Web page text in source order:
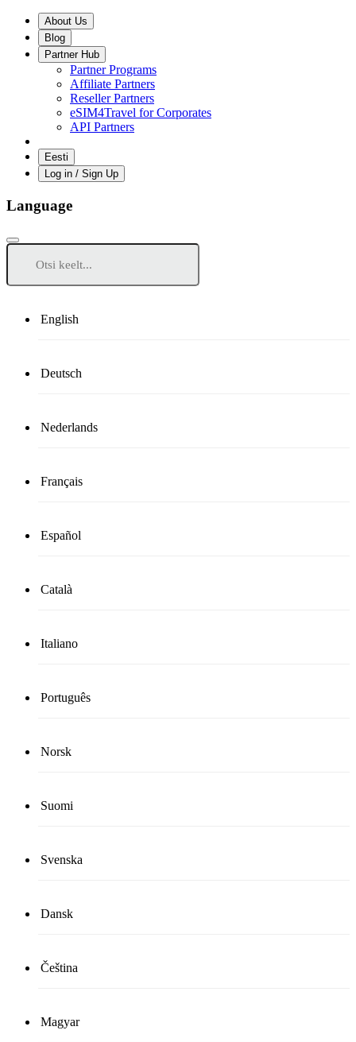
About Us
Blog
Partner Hub
Partner Programs
Affiliate Partners
Reseller Partners
eSIM4Travel for Corporates
API Partners
Eesti
Log in / Sign Up
Language
English
Deutsch
Nederlands
Français
Español
Català
Italiano
Português
Norsk
Suomi
Svenska
Dansk
Čeština
Magyar